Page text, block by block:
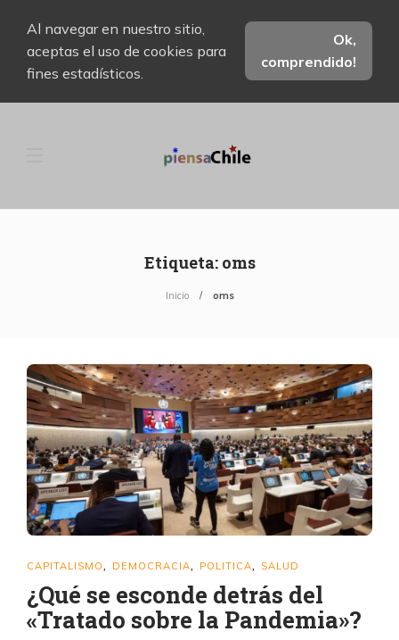
Al navegar en nuestro sitio,
aceptas el uso de cookies para
fines estadísticos.
Ok,
comprendido!
Etiqueta: oms
Inicio oms
CAPITALISMO DEMOCRACIA POLITICA SALUD
¿Qué se esconde detrás del
«Tratado sobre la Pandemia»?